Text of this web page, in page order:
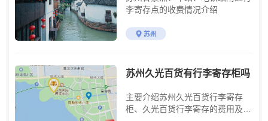
李寄存点的收费情况介绍
苏州
苏州久光百货有行李寄存柜吗
主要介绍苏州久光百货行李寄存
柜、久光百货行李寄存的费用及久